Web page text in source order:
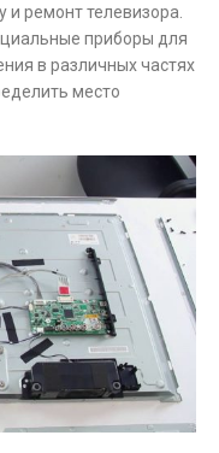
и ремонт телевизора.
приборы для
в различных частях
место